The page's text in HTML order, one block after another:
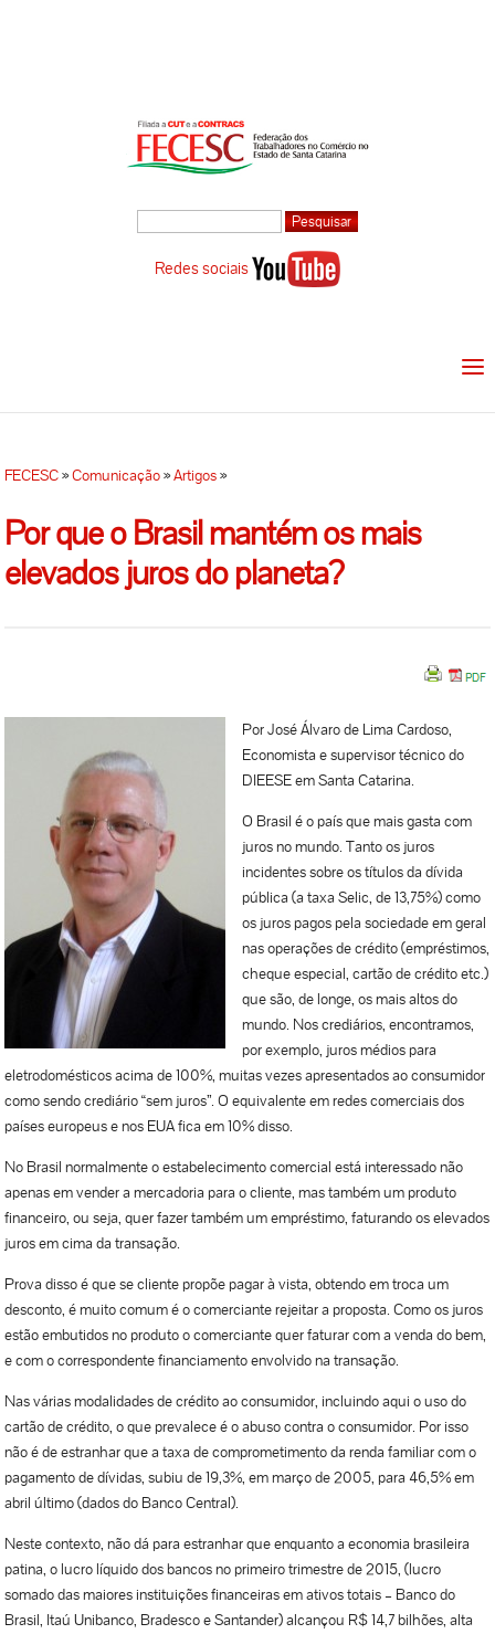
Redes sociais
FECESC»Comunicação»Artigos»
Por que o Brasil mantém os mais
elevados juros do planeta?
Por José Álvaro de Lima Cardoso,
Economista e supervisor técnico do
DIEESE em Santa Catarina.
O Brasil é o país que mais gasta com
juros no mundo. Tanto os juros
incidentes sobre os títulos da dívida
pública (a taxa Selic, de 13,75%) como
os juros pagos pela sociedade em geral
nas operações de crédito (empréstimos,
cheque especial, cartão de crédito etc.)
que são, de longe, os mais altos do
mundo. Nos crediários, encontramos,
por exemplo, juros médios para
eletrodomésticos acima de 100%, muitas vezes apresentados ao consumidor
como sendo crediário “sem juros”. O equivalente em redes comerciais dos
países europeus e nos EUA fica em 10% disso.
No Brasil normalmente o estabelecimento comercial está interessado não
apenas em vender a mercadoria para o cliente, mas também um produto
financeiro, ou seja, quer fazer também um empréstimo, faturando os elevados
juros em cima da transação.
Prova disso é que se cliente propõe pagar à vista, obtendo em troca um
desconto, é muito comum é o comerciante rejeitar a proposta. Como os juros
estão embutidos no produto o comerciante quer faturar com a venda do bem,
e com o correspondente financiamento envolvido na transação.
Nas várias modalidades de crédito ao consumidor, incluindo aqui o uso do
cartão de crédito, o que prevalece é o abuso contra o consumidor. Por isso
não é de estranhar que a taxa de comprometimento da renda familiar com o
pagamento de dívidas, subiu de 19,3%, em março de 2005, para 46,5% em
abril último (dados do Banco Central).
Neste contexto, não dá para estranhar que enquanto a economia brasileira
patina, o lucro líquido dos bancos no primeiro trimestre de 2015, (lucro
somado das maiores instituições financeiras em ativos totais – Banco do
Brasil, Itaú Unibanco, Bradesco e Santander) alcançou R$ 14,7 bilhões, alta